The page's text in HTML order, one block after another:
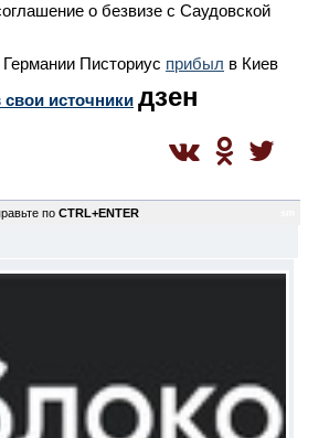
о безвизе с Саудовской
Писториус прибыл в Киев
свои источники дзен
по CTRL+ENTER